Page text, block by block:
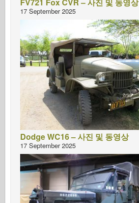
FV721 Fox CVR – 사진 및 동영상
17 September 2025
Dodge WC16 – 사진 및 동영상
17 September 2025